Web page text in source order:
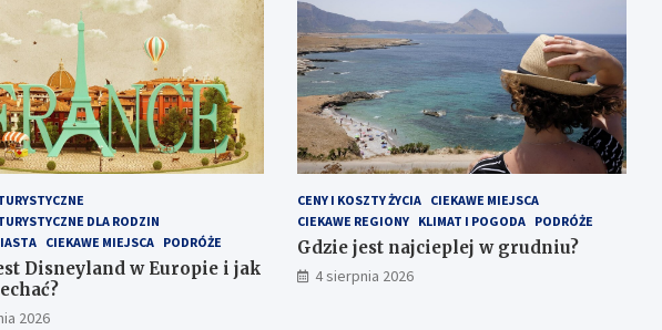
DLA RODZIN
CIEKAWE MIEJSCA PODRÓŻE
Disneyland w Europie i jak
2026
CENY I KOSZTY ŻYCIA
CIEKAWE MIEJSCA
CIEKAWE REGIONY
KLIMAT I POGODA PODRÓŻE
Gdzie jest najcieplej w grudniu?
4 sierpnia 2026